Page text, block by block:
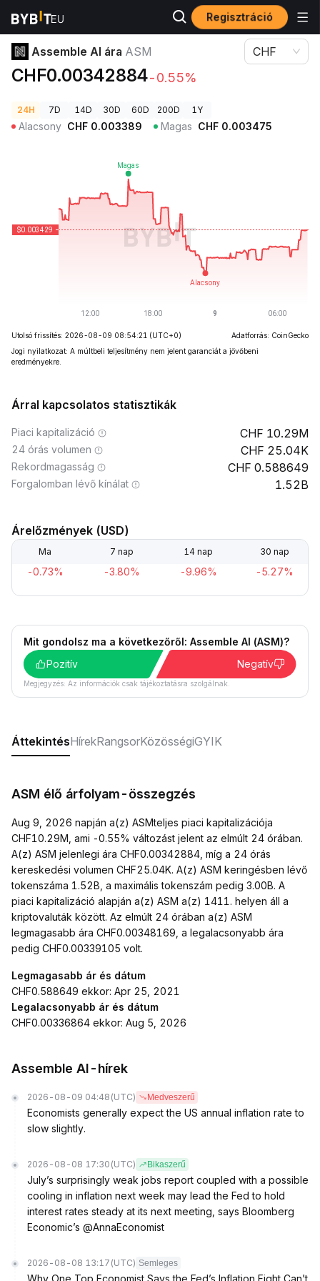
Regisztráció
Kriptovaluta árak Assemble AI ára ASM
Assemble AI ára ASM
CHF0.00342884-0.55%
CHF
24H 7D 14D 30D 60D 200D 1Y
Alacsony CHF 0.003389 Magas CHF 0.003475
Utolsó frissítés: 2026-08-09 08:54:21 (UTC+0)
Adatforrás: CoinGecko
Jogi nyilatkozat: A múltbeli teljesítmény nem jelent garanciát a jövőbeni
eredményekre.
Árral kapcsolatos statisztikák
Piaci kapitalizáció 10.29M
24 órás volumen 25.04K
Rekordmagasság 0.588649
Forgalomban lévő kínálat 1.52B
Árelőzmények (USD)
Ma 7 nap 14 nap 30 nap
-0.73% -3.80% -9.96% -5.27%
Mit gondolsz ma a következőről: Assemble AI (ASM)?
Pozitív
Negatív
Megjegyzés: Az információk csak tájékoztatásra szolgálnak.
ÁttekintésHírekRangsorKözösségiGYIK
ASM élő árfolyam-összegzés
Aug 9, 2026 napján a(z) ASMteljes piaci kapitalizációja
CHF10.29M, ami -0.55% változást jelent az elmúlt 24 órában.
A(z) ASM jelenlegi ára CHF0.00342884, míg a 24 órás
kereskedési volumen CHF25.04K. A(z) ASM keringésben lévő
tokenszáma 1.52B, a maximális tokenszám pedig 3.00B. A
piaci kapitalizáció alapján a(z) ASM a(z) 1411. helyen áll a
kriptovaluták között. Az elmúlt 24 órában a(z) ASM
legmagasabb ára CHF0.00348169, a legalacsonyabb ára
pedig CHF0.00339105 volt.
Legmagasabb ár és dátum
CHF0.588649 ekkor: Apr 25, 2021
Legalacsonyabb ár és dátum
CHF0.00336864 ekkor: Aug 5, 2026
Assemble AI-hírek
2026-08-09 04:48 (UTC) Medveszerű
Economists generally expect the US annual inflation rate to
slow slightly.
2026-08-08 17:30 (UTC) Bikaszerű
July’s surprisingly weak jobs report coupled with a possible
cooling in inflation next week may lead the Fed to hold
interest rates steady at its next meeting, says Bloomberg
Economic’s @AnnaEconomist
2026-08-08 13:17 (UTC) Semleges
Why One Top Economist Says the Fed’s Inflation Fight Can’t